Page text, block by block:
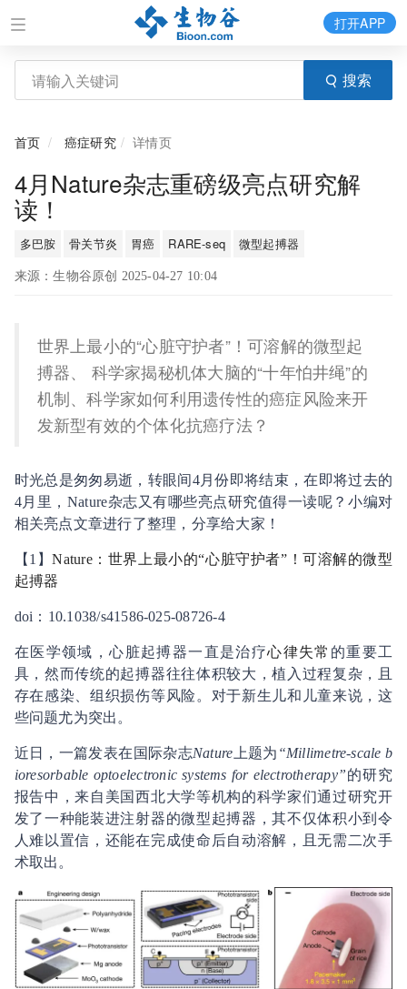
搜索
打开APP
首页 癌症研究 详情页
4月Nature杂志重磅级亮点研究解
读！
多巴胺 骨关节炎 胃癌 RARE-seq 微型起搏器
来源：生物谷原创 2025-04-27 10:04
世界上最小的“心脏守护者”！可溶解的微型起
搏器、 科学家揭秘机体大脑的“十年怕井绳”的
机制、科学家如何利用遗传性的癌症风险来开
发新型有效的个体化抗癌疗法？
时光总是匆匆易逝，转眼间4月份即将结束，在即将过去的
4月里，Nature杂志又有哪些亮点研究值得一读呢？小编对
相关亮点文章进行了整理，分享给大家！
【1】Nature：世界上最小的“心脏守护者”！可溶解的微型
起搏器
doi：10.1038/s41586-025-08726-4
在医学领域，心脏起搏器一直是治疗心律失常 的重要工
具，然而传统的起搏器往往体积较大，植入过程复杂，且
存在感染、组织损伤等风险。对于新生儿和儿童来说，这
些问题尤为突出。
近日，一篇发表在国际杂志Nature 上题为 “Millimetre-scale b
ioresorbable optoelectronic systems for electrotherapy”的研究
报告中，来自美国西北大学等机构的科学家们通过研究开
发了一种能装进注射器的微型起搏器，其不仅体积小到令
人难以置信，还能在完成使命后自动溶解，且无需二次手
术取出。